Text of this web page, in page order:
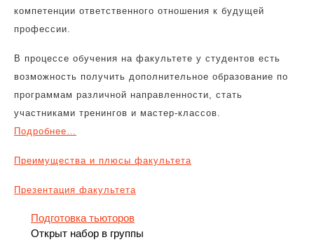
компетенции ответственного отношения к будущей
профессии.
В процессе обучения на факультете у студентов есть
возможность получить дополнительное образование по
программам различной направленности, стать
участниками тренингов и мастер-классов.
Подробнее…
Преимущества и плюсы факультета
Презентация факультета
Подготовка тьюторов
Открыт набор в группы